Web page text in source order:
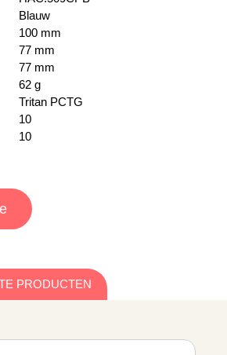
Blauw
100 mm
77 mm
77 mm
62 g
Tritan PCTG
10
10
PRODUCTEN